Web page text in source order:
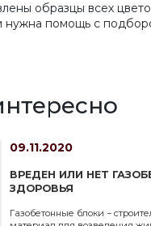
образцы всех
нужна помощь с
09.11.2020
ВРЕДЕН ИЛИ НЕТ
ЗДОРОВЬЯ
Газобетонные блоки −